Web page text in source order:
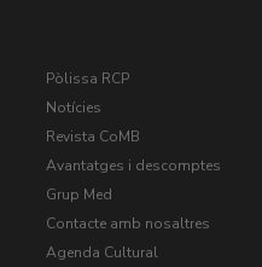
Pòlissa RCP
Notícies
Revista CoMB
Avantatges i descomptes
Grup Med
Contacte amb nosaltres
Agenda Cultural